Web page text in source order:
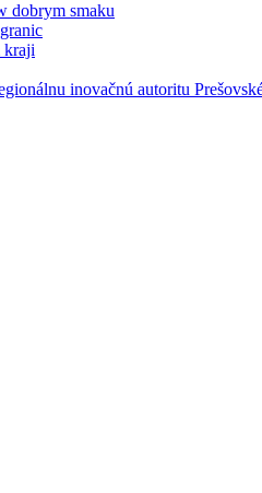
dobrym smaku
kraji
inovačnú autoritu